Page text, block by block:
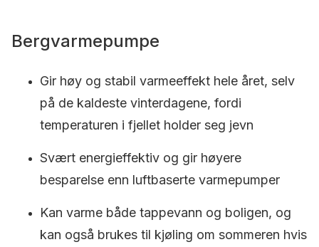
Bergvarmepumpe
Gir høy og stabil varmeeffekt hele året, selv
på de kaldeste vinterdagene, fordi
temperaturen i fjellet holder seg jevn
Svært energieffektiv og gir høyere
besparelse enn luftbaserte varmepumper
Kan varme både tappevann og boligen, og
kan også brukes til kjøling om sommeren hvis